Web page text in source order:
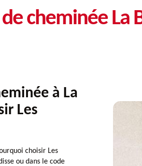
cheminée La
à La
Les
choisir Les
ou dans le code